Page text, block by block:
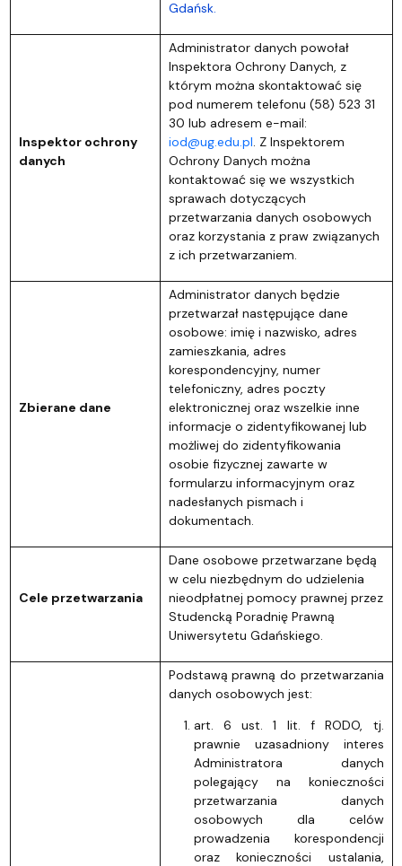
Gdańsk.
Inspektor ochrony
danych
Administrator danych powołał
Inspektora Ochrony Danych, z
którym można skontaktować się
pod numerem telefonu (58) 523 31
30 lub adresem e-mail:
iod@ug.edu.pl . Z Inspektorem
Ochrony Danych można
kontaktować się we wszystkich
sprawach dotyczących
przetwarzania danych osobowych
oraz korzystania z praw związanych
z ich przetwarzaniem.
Zbierane dane
Administrator danych będzie
przetwarzał następujące dane
osobowe: imię i nazwisko, adres
zamieszkania, adres
korespondencyjny, numer
telefoniczny, adres poczty
elektronicznej oraz wszelkie inne
informacje o zidentyfikowanej lub
możliwej do zidentyfikowania
osobie fizycznej zawarte w
formularzu informacyjnym oraz
nadesłanych pismach i
dokumentach.
Cele przetwarzania
Dane osobowe przetwarzane będą
w celu niezbędnym do udzielenia
nieodpłatnej pomocy prawnej przez
Studencką Poradnię Prawną
Uniwersytetu Gdańskiego.
Podstawą prawną do przetwarzania
danych osobowych jest:
art. 6 ust. 1 lit. f RODO, tj.
prawnie uzasadniony interes
Administratora danych
polegający na konieczności
przetwarzania danych
osobowych dla celów
prowadzenia korespondencji
oraz konieczności ustalania,